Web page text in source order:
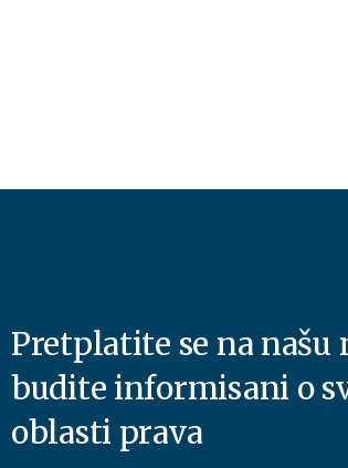
Pretplatite se na
budite informisani o
oblasti prava